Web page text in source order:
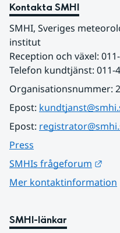
Kontakta SMHI
SMHI, Sveriges
institut
Reception och växel:
Telefon kundtjänst: 011-
Organisationsnummer:
Epost:
Epost:
Press
SMHIs frågeforum
Mer kontaktinformation
SMHI-länkar